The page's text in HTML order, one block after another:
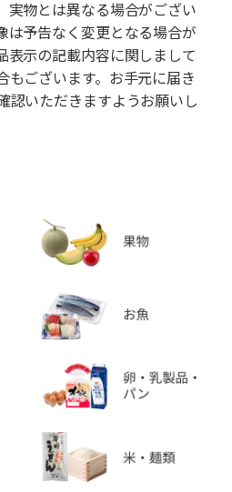
実物とは異なる場合がござい
は予告なく変更となる場合が
表示の記載内容に関しまして
もございます。お手元に届き
認いただきますようお願いし